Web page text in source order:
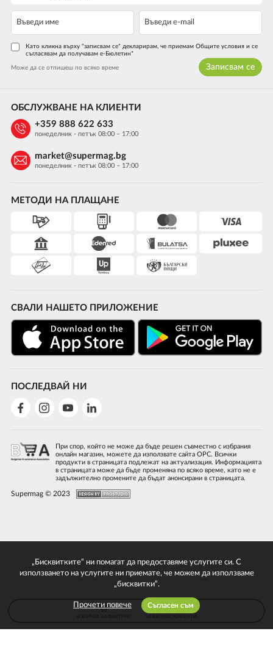
Като кликна върху "записвам се" декларирам, че приемам Общите условия и се
съгласявам да получавам е-Бюлетин*
Може да се отпишеш по всяко време Записвам се
МЕТОДИ НА ПЛАЩАНЕ
СВАЛИ НАШЕТО ПРИЛОЖЕНИЕ
ПОСЛЕДВАЙ НИ
ОБСЛУЖВАНЕ НА КЛИЕНТИ
+359 888 622 633
понеделник - петък 08:00 – 17:00
market@supermag.bg
понеделник - петък 08:00 – 17:00
При спор, който не може да бъде решен съвместно с избрания
онлайн магазин, можете да използвате сайта ОРС. Всички
продукти в страницата подлежат на актуализация. Информацията
в страницата може да бъде променяна по всяко време, като не е
задължително промените да бъдат анонсирани в страницата.
Supermag © 2023
„Бисквитките“ ни помагат да предоставяме услугите си. С
използването на услугите ни приемате, че можем да използваме
„бисквитки“.
Прочети повече Съгласен съм